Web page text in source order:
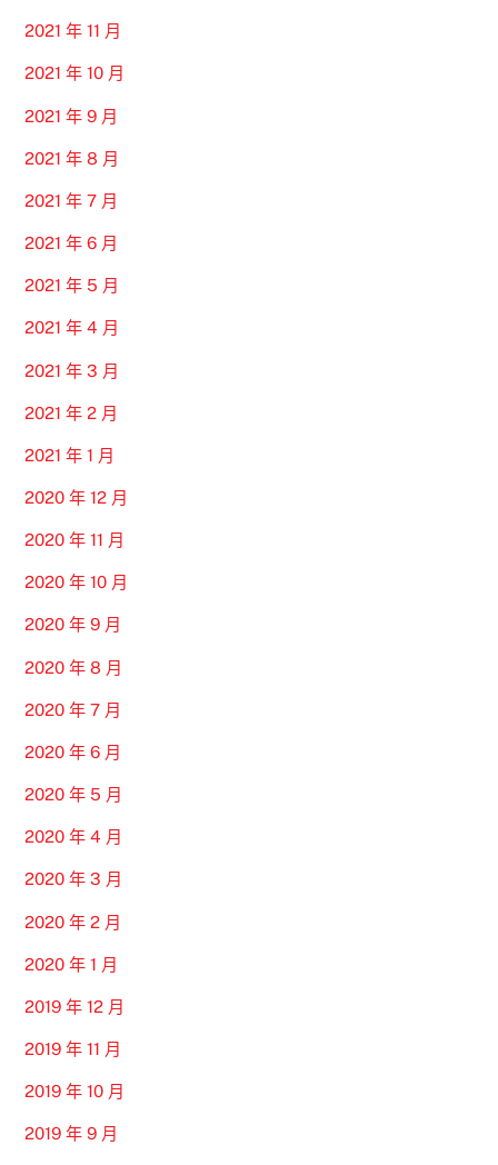
2021 年 11 月
2021 年 10 月
2021 年 9 月
2021 年 8 月
2021 年 7 月
2021 年 6 月
2021 年 5 月
2021 年 4 月
2021 年 3 月
2021 年 2 月
2021 年 1 月
2020 年 12 月
2020 年 11 月
2020 年 10 月
2020 年 9 月
2020 年 8 月
2020 年 7 月
2020 年 6 月
2020 年 5 月
2020 年 4 月
2020 年 3 月
2020 年 2 月
2020 年 1 月
2019 年 12 月
2019 年 11 月
2019 年 10 月
2019 年 9 月